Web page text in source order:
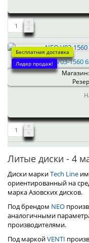
Бесплатная доставка
Лидер продаж!NEO V03-1560
Литые диски - 4
Диски маркиTech Line
ориентированный на
марка Азовских дисков.
Под брендом NEO
аналогичными
производителями.
Под маркойVENTI